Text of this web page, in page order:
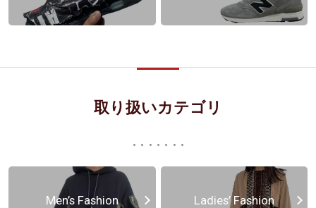
取り扱いカテゴリ
Men’s Fashion Ladies’ Fashion